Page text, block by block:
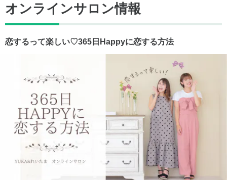
オンラインサロン情報
恋するって楽しい♡‏365日Happyに恋する方法